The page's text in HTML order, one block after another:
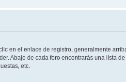
en el enlace de registro, generalmente
Abajo de cada foro encontrarás una lista
etc.